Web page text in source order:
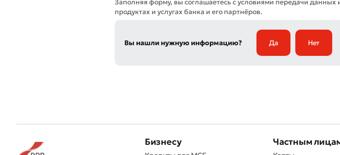
Заполняя форму, вы соглашаетесь с условиями передачи
продуктах и услугах банка и его партнёров.
Вы нашли нужную информацию? Да Нет
Бизнесу Частным